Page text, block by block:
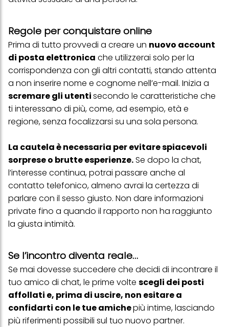
Regole per conquistare online
Prima di tutto provvedi a creare un nuovo account
di posta elettronica che utilizzerai solo per la
corrispondenza con gli altri contatti, stando attenta
a non inserire nome e cognome nell’e-mail. Inizia a
scremare gli utentisecondo le caratteristiche che
ti interessano di più, come, ad esempio, età e
regione, senza focalizzarsi su una sola persona.
La cautela è necessaria per evitare spiacevoli
sorprese o brutte esperienze.Se dopo la chat,
l’interesse continua, potrai passare anche al
contatto telefonico, almeno avrai la certezza di
parlare con il sesso giusto. Non dare informazioni
private fino a quando il rapporto non ha raggiunto
la giusta intimità.
Se l’incontro diventa reale…
Se mai dovesse succedere che decidi di incontrare il
tuo amico di chat, le prime volte scegli dei posti
affollati e, prima di uscire, non esitare a
confidarti con le tue amichepiù intime, lasciando
più riferimenti possibili sul tuo nuovo partner.
trattamento dei tuoi dati / sull'uso dei cookie e consentirli per uno o
personali per tutte le finalità sopra indicate. Se fai clic su "Rifiuta",
verranno utilizzati solo i cookie tecnicamente necessari per fornirti
questo sito web.